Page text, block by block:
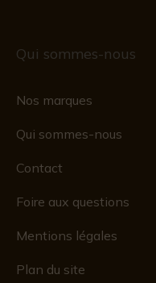
Qui sommes-nous
Nos marques
Qui sommes-nous
Contact
Foire aux questions
Mentions légales
Plan du site